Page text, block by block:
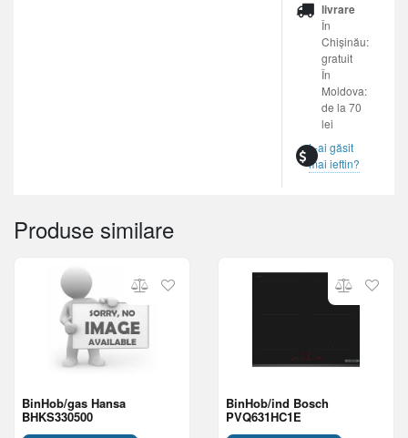
livrare
În
Chișinău:
gratuit
În
Moldova:
de la 70
lei
L-ai găsit
mai ieftin?
Produse similare
BinHob/gas Hansa
BHKS330500
BinHob/ind Bosch
PVQ631HC1E